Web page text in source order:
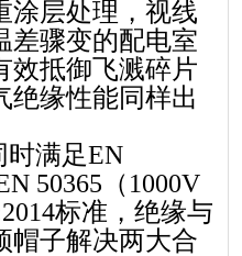
涂层处理，视线
差骤变的配电室
效抵御飞溅碎片
绝缘性能同样出
满足EN
50365（1000V
标准，绝缘与
帽子解决两大合